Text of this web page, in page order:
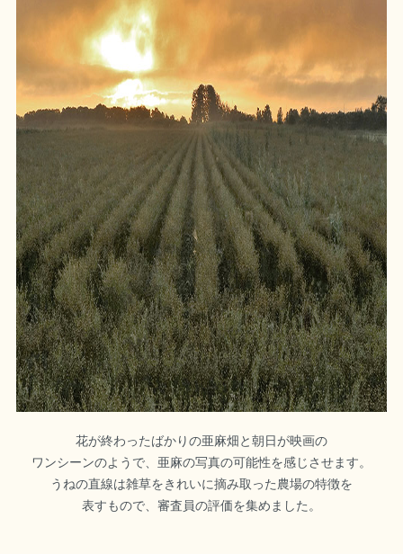
花が終わったばかりの亜麻畑と朝日が映画の
ワンシーンのようで、亜麻の写真の可能性を感じさせます。
うねの直線は雑草をきれいに摘み取った農場の特徴を
表すもので、審査員の評価を集めました。